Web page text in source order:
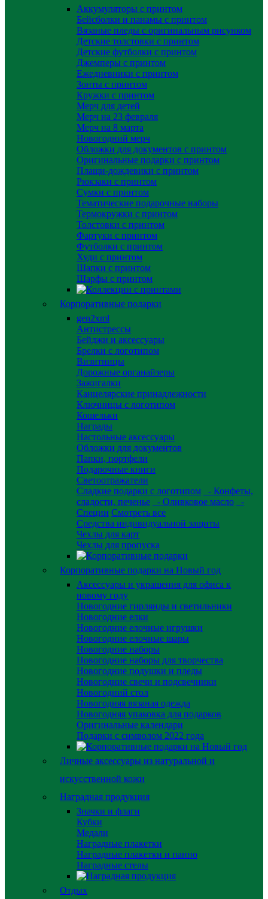
Аккумуляторы с принтом
Бейсболки и панамы с принтом
Вязаные пледы с оригинальным рисунком
Детские толстовки с принтом
Детские футболки с принтом
Джемперы с принтом
Ежедневники с принтом
Зонты с принтом
Кружки с принтом
Мерч для детей
Мерч на 23 февраля
Мерч на 8 марта
Новогодний мерч
Обложки для документов с принтом
Оригинальные подарки с принтом
Плащи-дождевики с принтом
Рюкзаки с принтом
Сумки с принтом
Тематические подарочные наборы
Термокружки с принтом
Толстовки с принтом
Фартуки с принтом
Футболки с принтом
Худи с принтом
Шапки с принтом
Шарфы с принтом
Корпоративные подарки
gen2xml
Антистрессы
Бейджи и аксессуары
Брелки с логотипом
Визитницы
Дорожные органайзеры
Зажигалки
Канцелярские принадлежности
Ключницы с логотипом
Кошельки
Награды
Настольные аксессуары
Обложки для документов
Папки, портфели
Подарочные книги
Светоотражатели
Сладкие подарки с логотипом
- Конфеты,
сладости, печенье
- Оливковое масло
-
Специи Смотреть все
Средства индивидуальной защиты
Чехлы для карт
Чехлы для пропуска
Корпоративные подарки на Новый год
Аксессуары и украшения для офиса к
новому году
Новогодние гирлянды и светильники
Новогодние елки
Новогодние елочные игрушки
Новогодние елочные шары
Новогодние наборы
Новогодние наборы для творчества
Новогодние подушки и пледы
Новогодние свечи и подсвечники
Новогодний стол
Новогодняя вязаная одежда
Новогодняя упаковка для подарков
Оригинальные календари
Подарки с символом 2022 года
Личные аксессуары из натуральной и
искусственной кожи
Наградная продукция
Значки и флаги
Кубки
Медали
Наградные плакетки
Наградные плакетки и панно
Наградные стелы
Отдых